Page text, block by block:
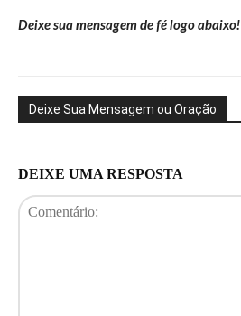
Deixe sua mensagem de fé logo abaixo!
Deixe Sua Mensagem ou Oração
DEIXE UMA RESPOSTA